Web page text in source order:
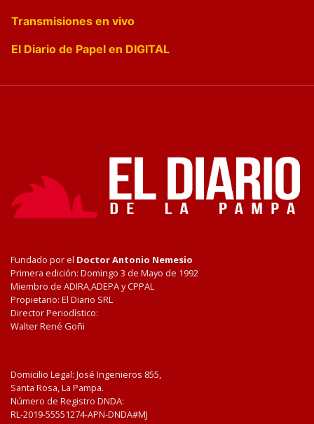
Transmisiones en vivo
El Diario de Papel en DIGITAL
Fundado por el Doctor Antonio Nemesio
Primera edición: Domingo 3 de Mayo de 1992
Miembro de ADIRA,ADEPA y CPPAL
Propietario: El Diario SRL
Director Periodístico:
Walter René Goñi
Domicilio Legal: José Ingenieros 855,
Santa Rosa, La Pampa.
Número de Registro DNDA:
RL-2019-55551274-APN-DNDA#MJ